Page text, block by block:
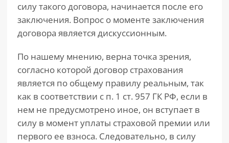
силу такого договора, начинается после его
заключения. Вопрос о моменте заключения
договора является дискуссионным.
По нашему мнению, верна точка зрения,
согласно которой договор страхования
является по общему правилу реальным, так
как в соответствии с п. 1 ст. 957 ГК РФ, если в
нем не предусмотрено иное, он вступает в
силу в момент уплаты страховой премии или
первого ее взноса. Следовательно, в силу